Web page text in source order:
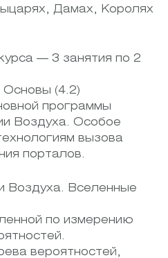
Дамах, Королях
— 3 занятия по 2
Основы (4.2)
программы
Воздуха. Особое
вызова
порталов.
Воздуха. Вселенные
по измерению
вероятностей,